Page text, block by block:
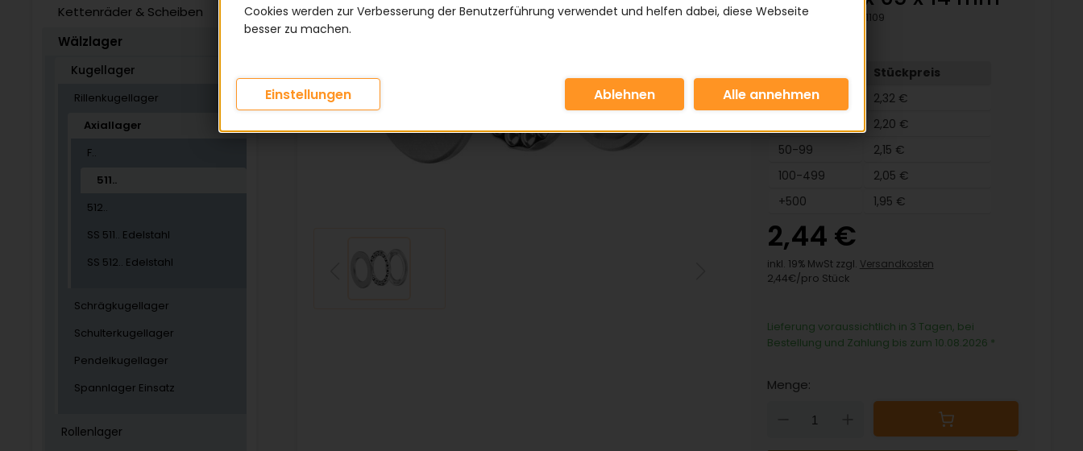
Kettenräder & Scheiben
Wälzlager
Kugellager
Rillenkugellager
Axiallager
F..
511..
512..
SS 511.. Edelstahl
SS 512.. Edelstahl
Schrägkugellager
Schulterkugellager
Pendelkugellager
Spannlager Einsatz
Rollenlager
Artikelnummer: 51109
Stückpreis
4-9
2,32 €
2,20 €
50-99
2,15 €
100-499
2,05 €
+500
1,95 €
2,44 €
inkl. 19% MwSt zzgl. Versandkosten
2,44€/pro Stück
Lieferung voraussichtlich in 3 Tagen, bei
Bestellung und Zahlung bis zum 10.08.2026 *
Menge:
Down
Cookies werden zur Verbesserung der Benutzerführung verwendet und helfen dabei, diese Webseite
besser zu machen.
Einstellungen